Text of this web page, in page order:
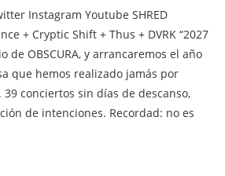
Instagram Youtube SHRED
+ Cryptic Shift + Thus + DVRK “2027
de OBSCURA, y arrancaremos el año
que hemos realizado jamás por
39 conciertos sin días de descanso,
de intenciones. Recordad: no es